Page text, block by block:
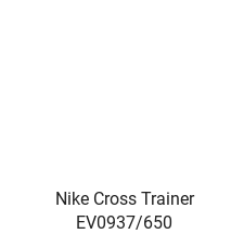
Nike Cross Trainer
EV0937/650